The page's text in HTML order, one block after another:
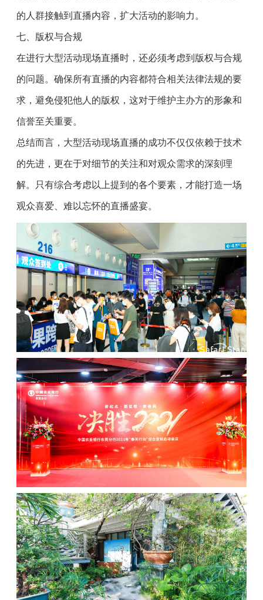
的人群接触到直播内容，扩大活动的影响力。
七、版权与合规
在进行大型活动现场直播时，还必须考虑到版权与合规
的问题。确保所有直播的内容都符合相关法律法规的要
求，避免侵犯他人的版权，这对于维护主办方的形象和
信誉至关重要。
总结而言，大型活动现场直播的成功不仅仅依赖于技术
的先进，更在于对细节的关注和对观众需求的深刻理
解。只有综合考虑以上提到的各个要素，才能打造一场
观众喜爱、难以忘怀的直播盛宴。